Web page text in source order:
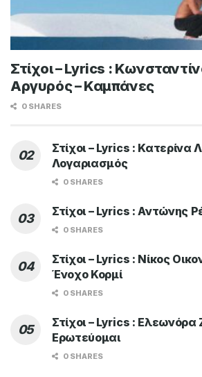
Στίχοι – Lyrics :
Αργυρός – Καμπάνες
0 SHARES
Στίχοι – Lyrics : Κατερίνα
Λογαριασμός
0 SHARES
Στίχοι – Lyrics : Αντώνης
0 SHARES
Στίχοι – Lyrics : Νίκος
Ένοχο Κορμί
0 SHARES
Στίχοι – Lyrics : Ελεωνόρα
Ερωτεύομαι
0 SHARES